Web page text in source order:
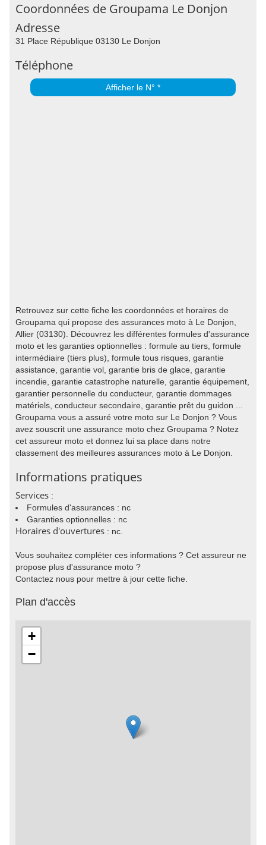
Coordonnées de Groupama Le Donjon
Adresse
31 Place République 03130 Le Donjon
Téléphone
Afficher le N° *
Retrouvez sur cette fiche les coordonnées et horaires de
Groupama qui propose des assurances moto à Le Donjon,
Allier (03130). Découvrez les différentes formules d'assurance
moto et les garanties optionnelles : formule au tiers, formule
intermédiaire (tiers plus), formule tous risques, garantie
assistance, garantie vol, garantie bris de glace, garantie
incendie, garantie catastrophe naturelle, garantie équipement,
garantier personnelle du conducteur, garantie dommages
matériels, conducteur secondaire, garantie prêt du guidon ...
Groupama vous a assuré votre moto sur Le Donjon ? Vous
avez souscrit une assurance moto chez Groupama ? Notez
cet assureur moto et donnez lui sa place dans notre
classement des meilleures assurances moto à Le Donjon.
Informations pratiques
Services :
Formules d'assurances : nc
Garanties optionnelles : nc
Horaires d'ouvertures : nc.
Vous souhaitez compléter ces informations ? Cet assureur ne
propose plus d'assurance moto ?
Contactez nous pour mettre à jour cette fiche.
Plan d'accès
+
−